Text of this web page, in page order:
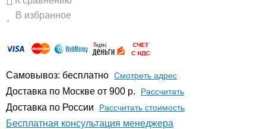
В избранное
Самовывоз: бесплатно Смотреть адрес
Доставка по Москве от 900 р. Расcчитать
Доставка по России Рассчитать стоимость
Бесплатная консультация менеджера